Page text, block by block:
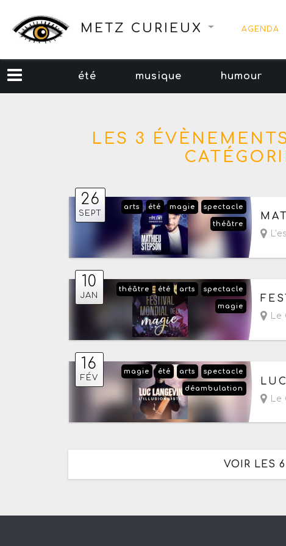
METZ CURIEUX AGENDA
été musique humour
LES 3
26
SEPT
spectacle
magie
été
arts
théâtre
Le
10
JAN
spectacle
arts
été
théâtre
magie
Le
Le
16
FÉV
spectacle
arts
été
magie
déambulation
Le
Le
VOIR LES